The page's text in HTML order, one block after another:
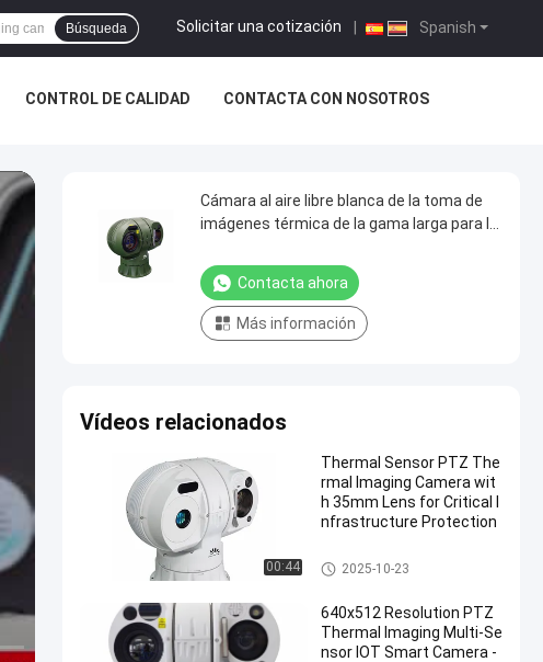
Spanish
Solicitar una cotización
Búsqueda
CONTROL DE CALIDAD CONTACTA CON NOSOTROS
Cámara al aire libre blanca de la toma de
imágenes térmica de la gama larga para la
Contacta ahora
Más información
Vídeos relacionados
00:44
Thermal Sensor PTZ The
rmal Imaging Camera wit
h 35mm Lens for Critical I
nfrastructure Protection
Cámara de la toma de imágen
es térmica de PTZ
2025-10-23
640x512 Resolution PTZ
Thermal Imaging Multi-Se
nsor IOT Smart Camera -